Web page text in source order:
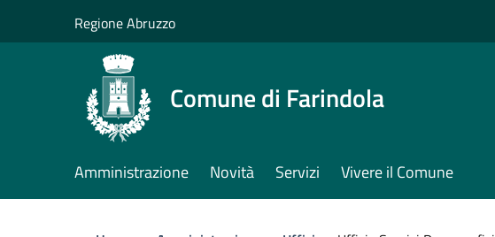
Regione Abruzzo
Comune di Farindola
Amministrazione Novità Servizi Vivere il Comune